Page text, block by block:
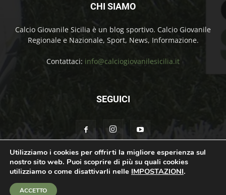
CHI SIAMO
Calcio Giovanile Sicilia è un blog sportivo. Calcio Giovanile
Regionale e Nazionale, Sport, News, Informazione.
Contattaci: info@calciogiovanilesicilia.it
SEGUICI
Chi Siamo Contatti Cookie Policy Privacy Policy
© Calcio Giovanile Sicilia Copyright by Rosolino Ciprì | Support by
Utilizziamo i cookies per offrirti la migliore esperienza sul
nostro sito web. Puoi scoprire di più su quali cookies
utilizziamo o come disattivarli nelle IMPOSTAZIONI.
ACCETTO